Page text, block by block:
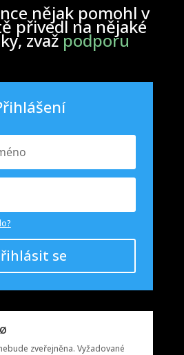
nějak pomohl v
přivedl na nějaké
zvažpodporu
se
zveřejněna. Vyžadované